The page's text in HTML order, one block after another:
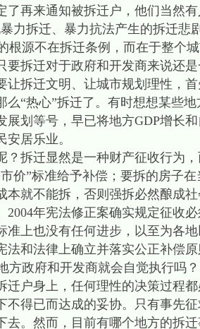
了再来通知被拆迁户，他们当然
力拆迁、暴力抗法产生的拆迁悲
源不在拆迁条例，而在于整个
要拆迁对于政府和开发商来说还
让拆迁文明、让城市规划理性，
么“热心”拆迁了。有时想想某些
展划等号，早已将地方GDP增长
居乐业。
？拆迁显然是一种财产征收行为
价”标准给予补偿；要拆的房子
本就不能拆，否则强拆必然酿成
2004年宪法修正案确实规定征收
准上也没有任何进步，以至为各
法和法律上确立并落实公正补偿
政府和开发商就会自觉执行吗
迁户身上，任何理性的决策过程
不得已而达成的妥协。只有事先
去。然而，目前有哪个地方的拆